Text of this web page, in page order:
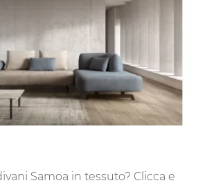
Samoa in tessuto? Clicca e